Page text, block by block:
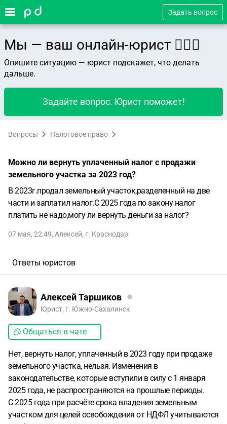
Задать вопрос
Мы — ваш онлайн-юрист 👨🏻‍⚖️
Опишите ситуацию — юрист подскажет, что делать
дальше.
Задайте вопрос. Юрист поможет!
Вопросы Налоговое право
Можно ли вернуть уплаченный налог с продажи
земельного участка за 2023 год?
В 2023г.продал земельный участок,разделенный на две
части и заплатил налог.С 2025 года по закону налог
платить не надо,могу ли вернуть деньги за налог?
07 мая, 22:49, Алексей, г. Краснодар
Ответы юристов
Алексей Таршиков
Юрист, г. Южно-Сахалинск
Общаться в чате
Нет, вернуть налог, уплаченный в 2023 году при продаже
земельного участка, нельзя. Изменения в
законодательстве, которые вступили в силу с 1 января
2025 года, не распространяются на прошлые периоды.
С 2025 года при расчёте срока владения земельным
участком для целей освобождения от НДФЛ учитываются